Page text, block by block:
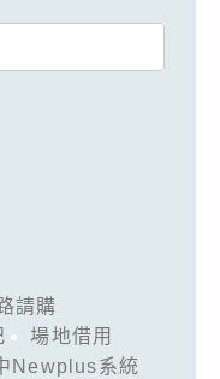
請購
場地借用
Newplus系統